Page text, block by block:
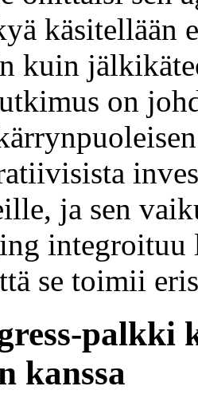
käsitellään
kuin
on
ja sen
integroituu
se toimii
palkki
kanssa